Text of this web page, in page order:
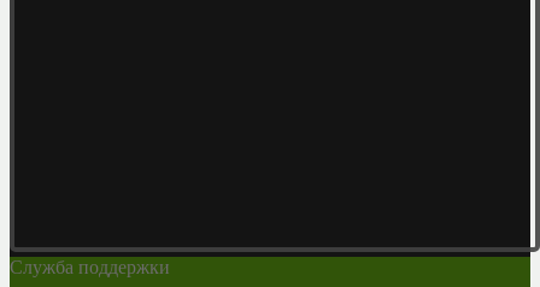
Служба поддержки